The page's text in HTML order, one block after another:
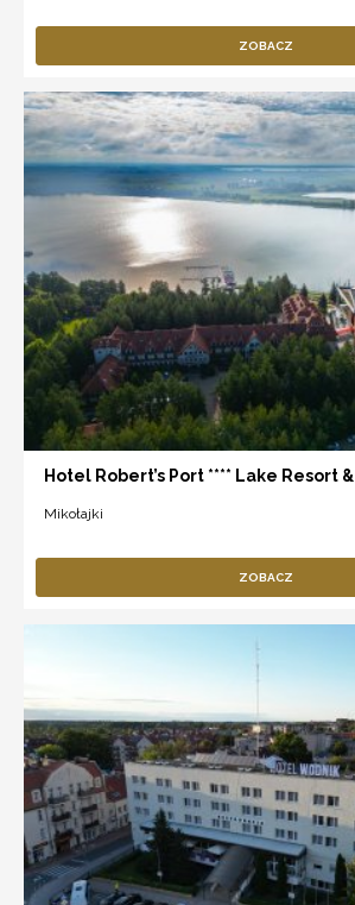
ZOBACZ
Hotel Robert’s Port **** Lake Resort &
Mikołajki
ZOBACZ